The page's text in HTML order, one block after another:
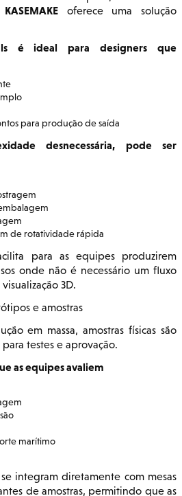
oferece uma solução
é ideal para designers que
para produção de saída
desnecessária, pode ser
de rotatividade rápida
para as equipes produzirem
onde não é necessário um fluxo
3D.
e amostras
em massa, amostras físicas são
testes e aprovação.
as equipes avaliem
marítimo
integram diretamente com mesas
de amostras, permitindo que as